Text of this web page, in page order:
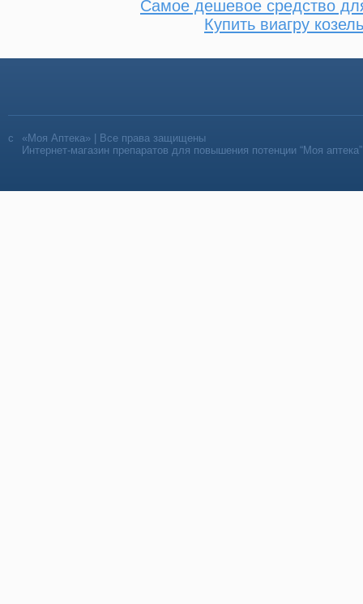
Самое дешевое средство
Купить виагру
«Моя Аптека» | Все права защищены
Интернет-магазин препаратов для повышения потенции “Моя